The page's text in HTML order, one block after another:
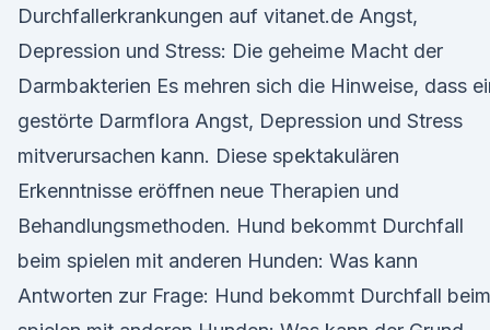
Durchfallerkrankungen auf vitanet.de Angst,
Depression und Stress: Die geheime Macht der
Darmbakterien Es mehren sich die Hinweise, dass
gestörte Darmflora Angst, Depression und Stress
mitverursachen kann. Diese spektakulären
Erkenntnisse eröffnen neue Therapien und
Behandlungsmethoden. Hund bekommt Durchfall
beim spielen mit anderen Hunden: Was kann
Antworten zur Frage: Hund bekommt Durchfall beim